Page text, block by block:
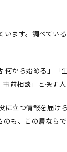
ます。調べてい
何から始める」「
前相談」と探す人
に立つ情報を届け
も、この層ならで